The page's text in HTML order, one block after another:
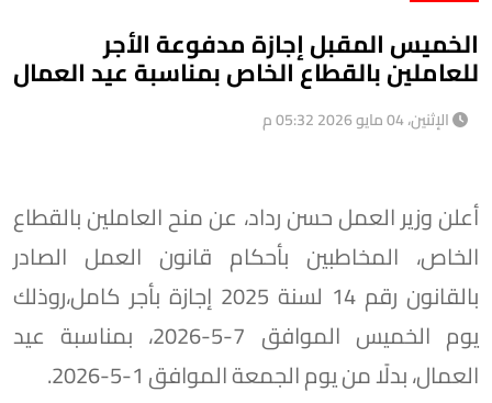
الخميس المقبل إجازة مدفوعة الأجر
للعاملين بالقطاع الخاص بمناسبة عيد العمال
الإثنين، 04 مايو 2026 05:32 م
أعلن وزير العمل حسن رداد، عن منح العاملين بالقطاع
الخاص، المخاطبين بأحكام قانون العمل الصادر
بالقانون رقم 14 لسنة 2025 إجازة بأجر كامل،روذلك
يوم الخميس الموافق 7-5-2026، بمناسبة عيد
العمال، بدلًا من يوم الجمعة الموافق 1-5-2026.